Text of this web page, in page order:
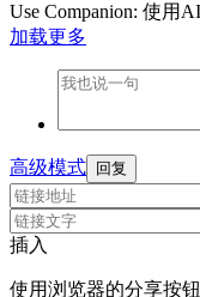
Use Companion: 使用
加载更多
高级模式 回复
插入
使用浏览器的分享按钮